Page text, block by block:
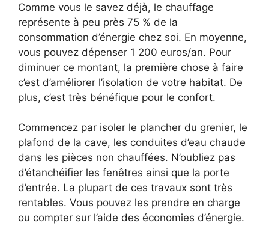
Comme vous le savez déjà, le chauffage
représente à peu près 75 % de la
consommation d’énergie chez soi. En moyenne,
vous pouvez dépenser 1 200 euros/an. Pour
diminuer ce montant, la première chose à faire
c’est d’améliorer l’isolation de votre habitat. De
plus, c’est très bénéfique pour le confort.
Commencez par isoler le plancher du grenier, le
plafond de la cave, les conduites d’eau chaude
dans les pièces non chauffées. N’oubliez pas
d’étanchéifier les fenêtres ainsi que la porte
d’entrée. La plupart de ces travaux sont très
rentables. Vous pouvez les prendre en charge
ou compter sur l’aide des économies d’énergie.